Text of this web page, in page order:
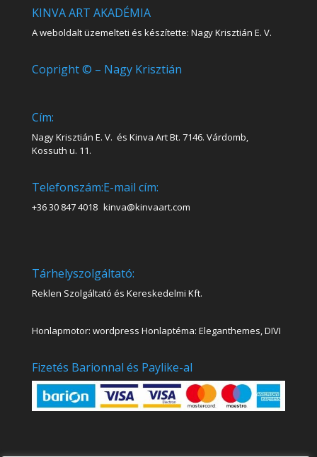
KINVA ART AKADÉMIA
A weboldalt üzemelteti és készítette: Nagy Krisztián E. V.
Copright © – Nagy Krisztián
Cím:
Nagy Krisztián E. V. és Kinva Art Bt. 7146. Várdomb,
Kossuth u. 11.
Telefonszám:
+36 30 847 4018
E-mail cím:
kinva@kinvaart.com
Tárhelyszolgáltató:
Reklen Szolgáltató és Kereskedelmi Kft.
Honlapmotor: wordpress Honlaptéma: Eleganthemes, DIVI
Fizetés Barionnal és Paylike-al